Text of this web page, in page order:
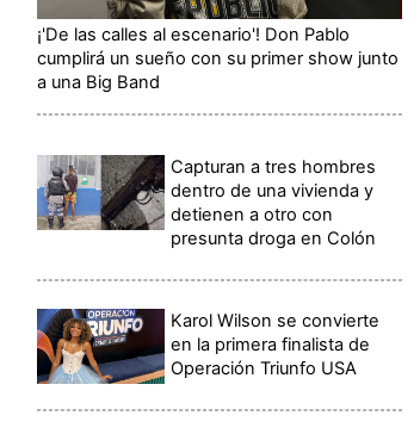
¡'De las calles al escenario'! Don Pablo
cumplirá un sueño con su primer show junto
a una Big Band
Capturan a tres hombres
dentro de una vivienda y
detienen a otro con
presunta droga en Colón
Karol Wilson se convierte
en la primera finalista de
Operación Triunfo USA